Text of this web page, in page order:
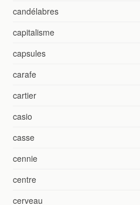
candélabres
capitalisme
capsules
carafe
cartier
casio
casse
cennie
centre
cerveau